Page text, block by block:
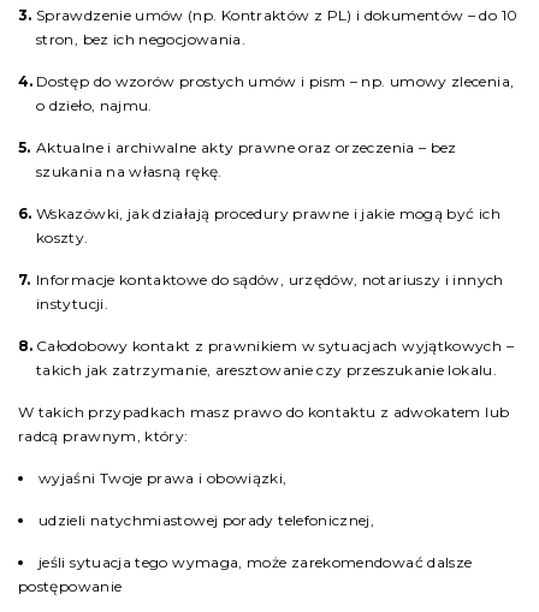
Sprawdzenie umów (np. Kontraktów z PL) i dokumentów – do 10
stron, bez ich negocjowania.
Dostęp do wzorów prostych umów i pism – np. umowy zlecenia,
o dzieło, najmu.
Aktualne i archiwalne akty prawne oraz orzeczenia – bez
szukania na własną rękę.
Wskazówki, jak działają procedury prawne i jakie mogą być ich
koszty.
Informacje kontaktowe do sądów, urzędów, notariuszy i innych
instytucji.
Całodobowy kontakt z prawnikiem w sytuacjach wyjątkowych –
takich jak zatrzymanie, aresztowanie czy przeszukanie lokalu.
W takich przypadkach masz prawo do kontaktu z adwokatem lub
radcą prawnym, który:
wyjaśni Twoje prawa i obowiązki,
udzieli natychmiastowej porady telefonicznej,
jeśli sytuacja tego wymaga, może zarekomendować dalsze
postępowanie